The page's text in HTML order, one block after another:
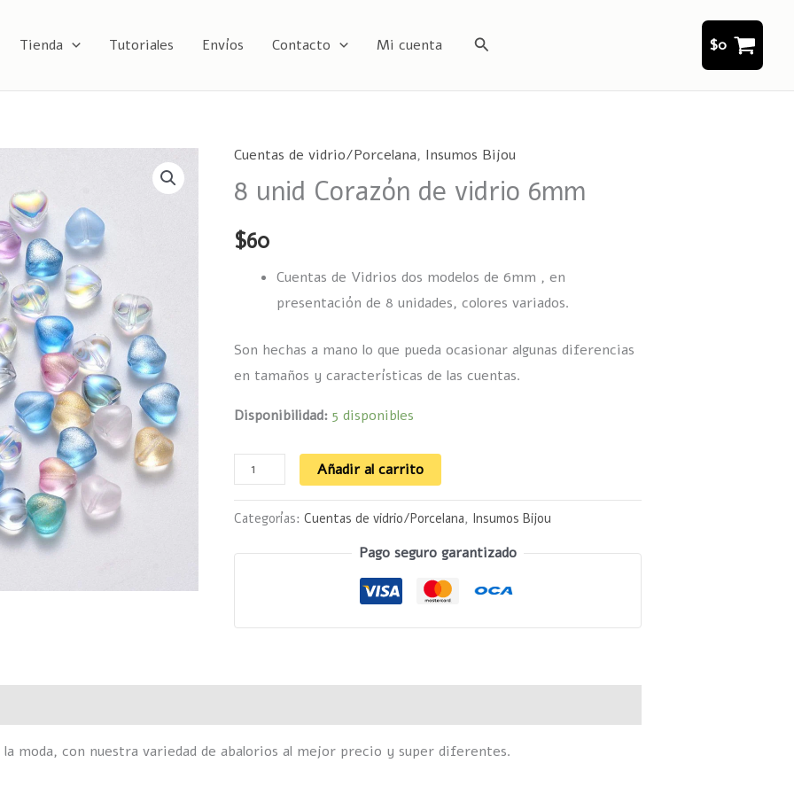
Tienda Tutoriales Envíos Contacto Mi cuenta Buscar $0
Cuentas de vidrio/Porcelana, Insumos Bijou
8 unid Corazón de vidrio 6mm
$60
Cuentas de Vidrios dos modelos de 6mm , en
presentación de 8 unidades, colores variados.
Son hechas a mano lo que pueda ocasionar algunas diferencias
en tamaños y características de las cuentas.
Disponibilidad: 5 disponibles
8
unid
de
cantidad
Añadir al carrito
Categorías: Cuentas de vidrio/Porcelana, Insumos Bijou
Pago seguro garantizado
la moda, con nuestra variedad de abalorios al mejor precio y super diferentes.